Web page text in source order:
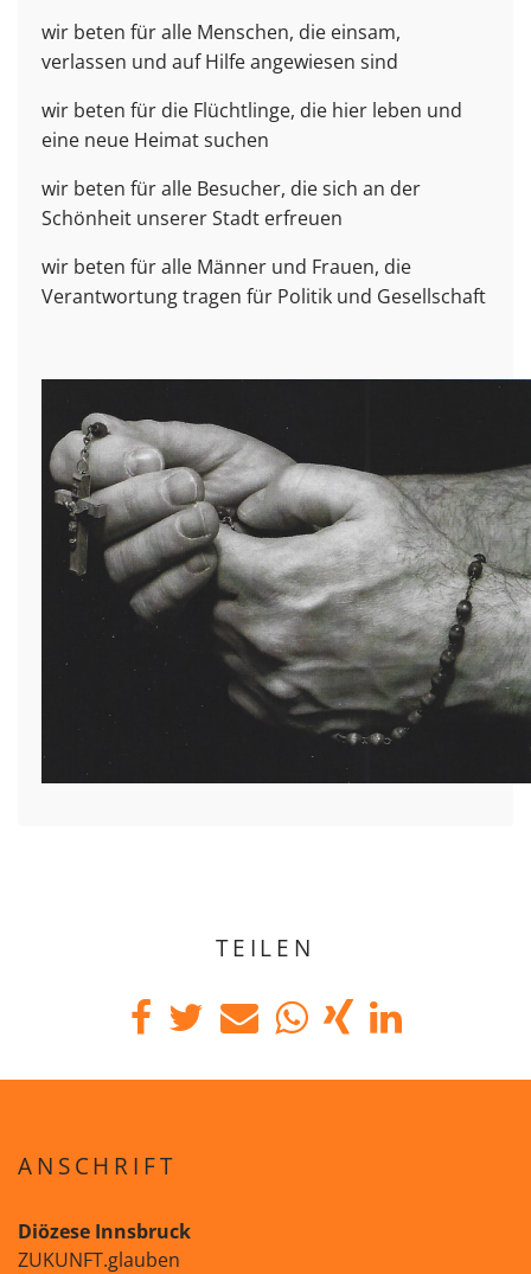
wir beten für alle Menschen, die einsam,
verlassen und auf Hilfe angewiesen sind
wir beten für die Flüchtlinge, die hier leben und
eine neue Heimat suchen
wir beten für alle Besucher, die sich an der
Schönheit unserer Stadt erfreuen
wir beten für alle Männer und Frauen, die
Verantwortung tragen für Politik und Gesellschaft
TEILEN
ANSCHRIFT
Diözese Innsbruck
ZUKUNFT.glauben